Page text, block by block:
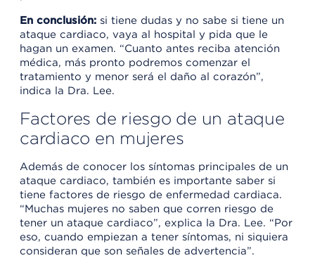
En conclusión: si tiene dudas y no sabe si tiene un
ataque cardiaco, vaya al hospital y pida que le
hagan un examen. “Cuanto antes reciba atención
médica, más pronto podremos comenzar el
tratamiento y menor será el daño al corazón”,
indica la Dra. Lee.
Factores de riesgo de un ataque
cardiaco en mujeres
Además de conocer los síntomas principales de un
ataque cardiaco, también es importante saber si
tiene factores de riesgo de enfermedad cardiaca.
“Muchas mujeres no saben que corren riesgo de
tener un ataque cardiaco”, explica la Dra. Lee. “Por
eso, cuando empiezan a tener síntomas, ni siquiera
consideran que son señales de advertencia”.